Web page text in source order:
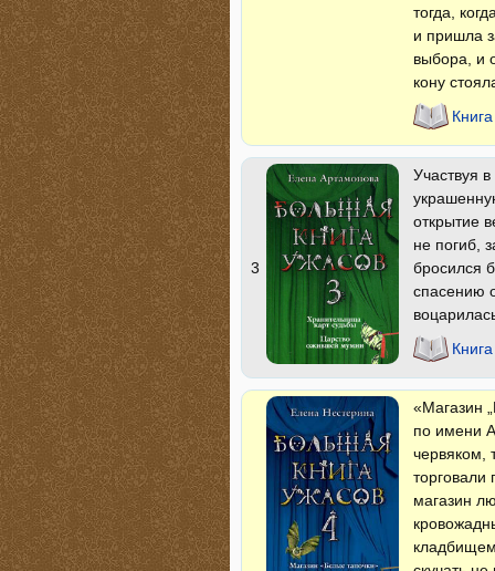
тогда,
и пришла
выбора, и
кону
3
Участвуя
открытие
не погиб,
бросился
спасению
«Магазин
по имени
червяком,
магазин